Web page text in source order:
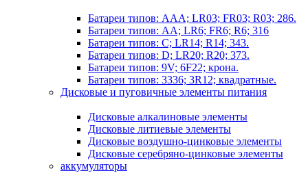
Батареи типов: AAA; LR03; FR03; R03; 286.
Батареи типов: AA; LR6; FR6; R6; 316
Батареи типов: C; LR14; R14; 343.
Батареи типов: D; LR20; R20; 373.
Батареи типов: 9V; 6F22; крона.
Батареи типов: 3336; 3R12; квадратные.
Дисковые и пуговичные элементы питания
Дисковые алкалиновые элементы
Дисковые литиевые элементы
Дисковые воздушно-цинковые элементы
Дисковые серебряно-цинковые элементы
аккумуляторы